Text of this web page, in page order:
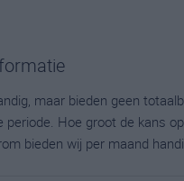
maar bieden geen
periode. Hoe groot de kans
bieden wij per maand